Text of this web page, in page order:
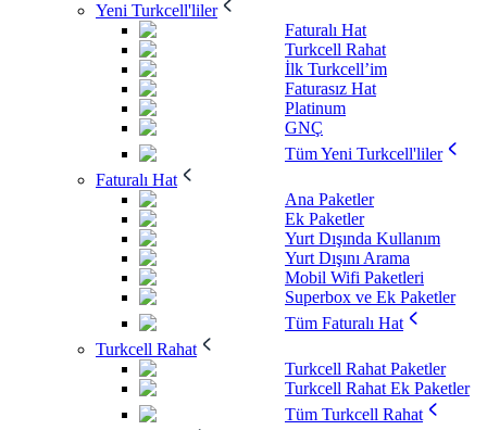
Yeni Turkcell'liler
Faturalı Hat
Turkcell Rahat
İlk Turkcell’im
Faturasız Hat
Platinum
GNÇ
Tüm Yeni Turkcell'liler
Faturalı Hat
Ana Paketler
Ek Paketler
Yurt Dışında Kullanım
Yurt Dışını Arama
Mobil Wifi Paketleri
Superbox ve Ek Paketler
Tüm Faturalı Hat
Turkcell Rahat
Turkcell Rahat Paketler
Turkcell Rahat Ek Paketler
Tüm Turkcell Rahat